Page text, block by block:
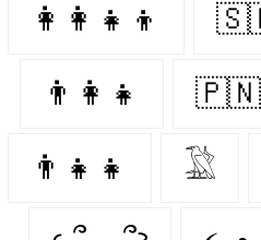
👩‍👩‍👧‍👦
👨‍👩‍👧 🇵🇳
👨‍👧‍👧 𓅁